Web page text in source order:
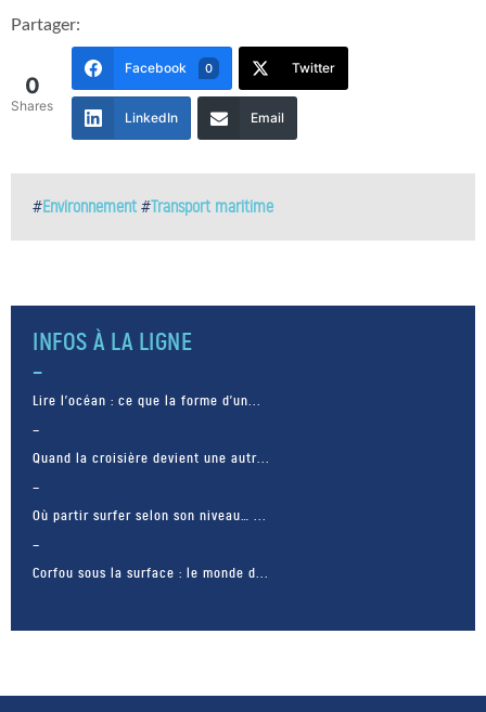
Partager:
0
Shares
Facebook 0 Twitter
LinkedIn Email
#Environnement #Transport maritime
INFOS À LA LIGNE
Lire l’océan : ce que la forme d’un...
Quand la croisière devient une autr...
Où partir surfer selon son niveau… ...
Corfou sous la surface : le monde d...